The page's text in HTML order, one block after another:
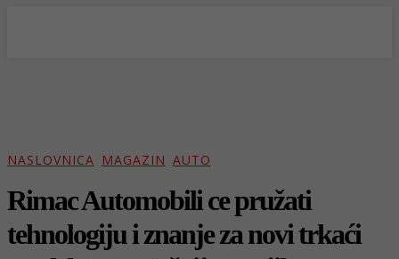
NASLOVNICA MAGAZIN AUTO
Rimac Automobili ce pružati
tehnologiju i znanje za novi trkaći